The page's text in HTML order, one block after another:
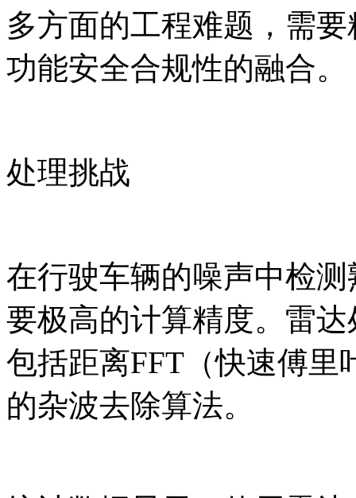
多方面的工程难题，需
功能安全合规性的融合。
处理挑战
在行驶车辆的噪声中检
要极高的计算精度。雷
包括距离FFT（快速傅里
的杂波去除算法。